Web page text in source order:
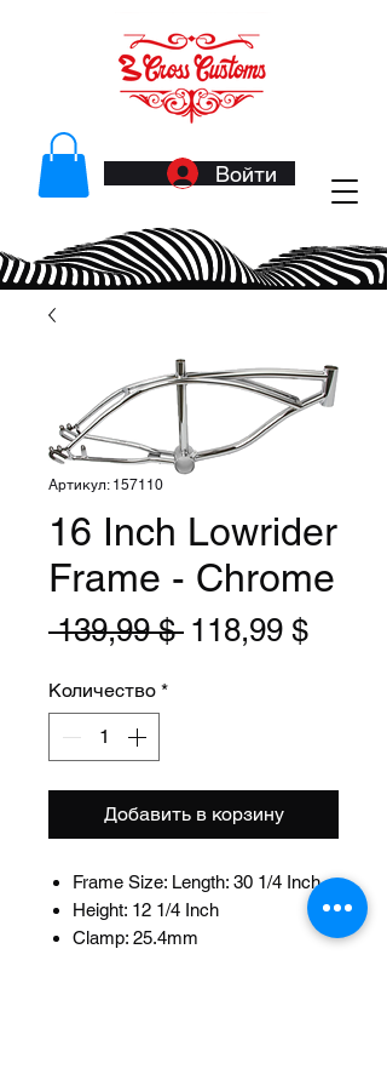
Войти
Артикул: 157110
16 Inch Lowrider
Frame - Chrome
139,99 $ Обычная
118,99 $
Количество *
Добавить в корзину
Frame Size: Length: 30 1/4 Inch
Height: 12 1/4 Inch
Clamp: 25.4mm